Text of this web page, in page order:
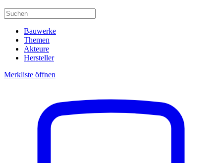
Bauwerke
Themen
Akteure
Hersteller
Merkliste öffnen